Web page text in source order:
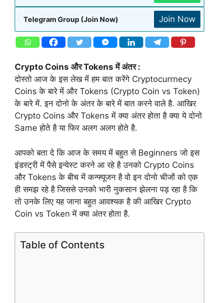
Telegram Group (Join Now) Join Now
Crypto Coins और Tokens में अंतर :
दोस्तो आज के इस लेख में हम बात करेंगे Cryptocurrnecy
Coins के बारे में और Tokens (Crypto Coin vs Token)
के बारे में. इन दोनो के अंतर के बारे में बात करने वाले है. आखिर
Crypto Coins और Tokens में क्या अंतर होता है क्या ये दोनो
Same होते है या फिर अलग अलग होते है.
आपको बता दे कि आज के समय में बहुत से Beginners जो इस
इंडस्ट्री में पैसे इन्वेस्ट करने आ रहे है उनको Crypto Coins
और Tokens के बीच में कन्फ्यूजन है वो इन दोनो चीजों को एक
ही समझ रहे है जिससे उनको भारी नुकसान झेलना पड़ रहा है कि
तो उनके लिए यह जाना बहुत आवश्यक है की आखिर Crypto
Coin vs Token में क्या अंतर होता है.
Table of Contents